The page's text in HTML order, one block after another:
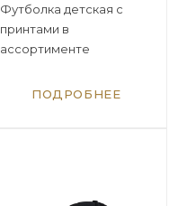
Футболка детская с
принтами в
ассортименте
ПОДРОБНЕЕ